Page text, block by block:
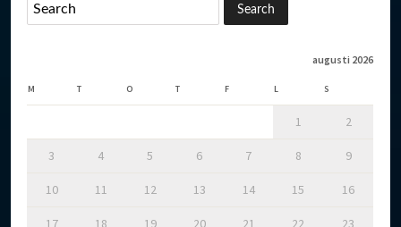
augusti 2026
M T O T F L S
1 2
3 4 5 6 7 8 9
10 11 12 13 14 15 16
17 18 19 20 21 22 23